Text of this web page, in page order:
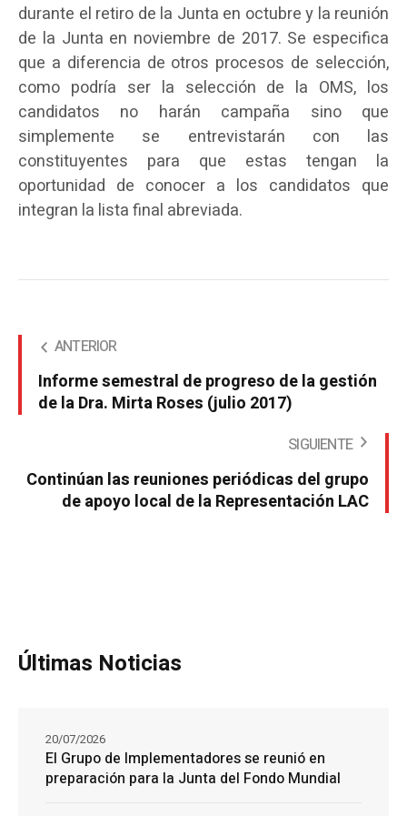
durante el retiro de la Junta en octubre y la reunión
de la Junta en noviembre de 2017. Se especifica
que a diferencia de otros procesos de selección,
como podría ser la selección de la OMS, los
candidatos no harán campaña sino que
simplemente se entrevistarán con las
constituyentes para que estas tengan la
oportunidad de conocer a los candidatos que
integran la lista final abreviada.
ANTERIOR
Informe semestral de progreso de la gestión
de la Dra. Mirta Roses (julio 2017)
SIGUIENTE
Continúan las reuniones periódicas del grupo
de apoyo local de la Representación LAC
Últimas Noticias
El Grupo de Implementadores se reunió en
preparación para la Junta del Fondo Mundial
20/07/2026